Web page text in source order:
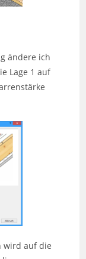
ändere ich
Lage 1 auf
wird auf die